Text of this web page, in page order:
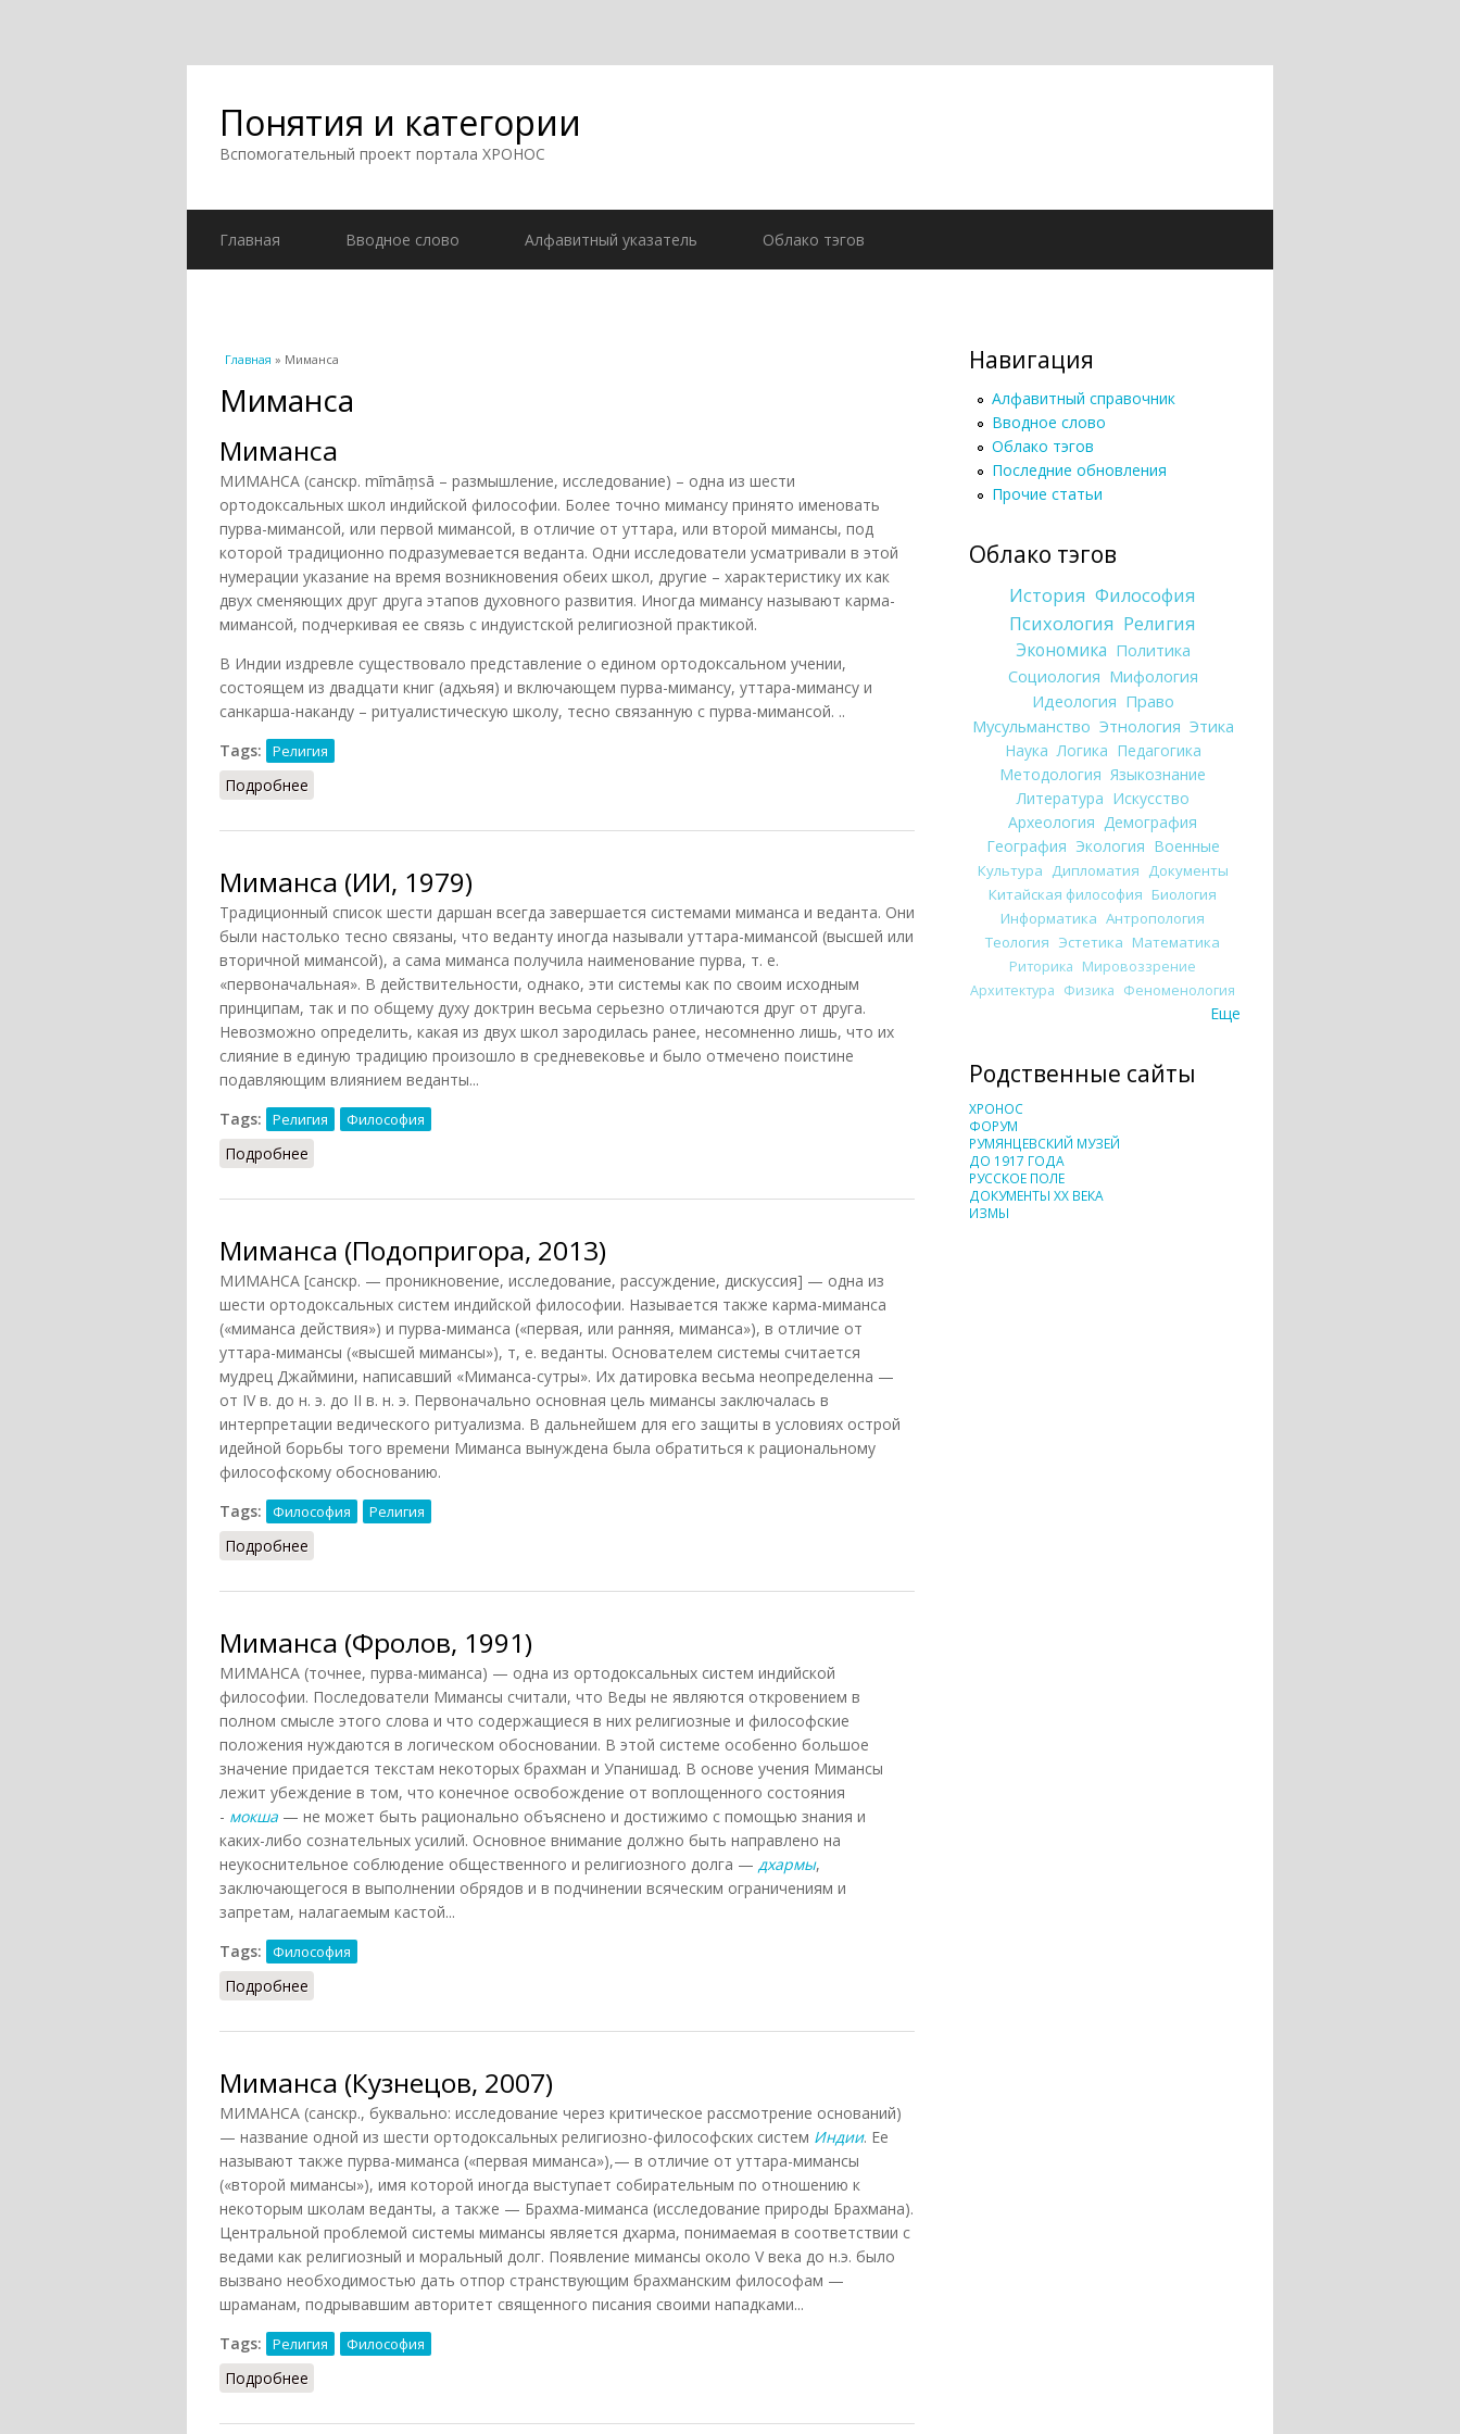
Понятия и категории
Вспомогательный проект портала ХРОНОС
Главная Вводное слово Алфавитный указатель Облако тэгов
Вы здесь
Главная » Миманса
Миманса
Миманса
МИМАНСА (санскр. mīmāṃsā – размышление, исследование) – одна из шести
ортодоксальных школ индийской философии. Более точно мимансу принято именовать
пурва-мимансой, или первой мимансой, в отличие от уттара, или второй мимансы, под
которой традиционно подразумевается веданта. Одни исследователи усматривали в этой
нумерации указание на время возникновения обеих школ, другие – характеристику их как
двух сменяющих друг друга этапов духовного развития. Иногда мимансу называют карма-
мимансой, подчеркивая ее связь с индуистской религиозной практикой.
В Индии издревле существовало представление о едином ортодоксальном учении,
состоящем из двадцати книг (адхьяя) и включающем пурва-мимансу, уттара-мимансу и
санкарша-наканду – ритуалистическую школу, тесно связанную с пурва-мимансой. ..
Tags:
Религия
Подробнее
Миманса (ИИ, 1979)
Традиционный список шести даршан всегда завершается системами миманса и веданта. Они
были настолько тесно связаны, что веданту иногда называли уттара-мимансой (высшей или
вторичной мимансой), а сама миманса получила наименование пурва, т. е.
«первоначальная». В действительности, однако, эти системы как по своим исходным
принципам, так и по общему духу доктрин весьма серьезно отличаются друг от друга.
Невозможно определить, какая из двух школ зародилась ранее, несомненно лишь, что их
слияние в единую традицию произошло в средневековье и было отмечено поистине
подавляющим влиянием веданты...
Tags:
Религия Философия
Подробнее
Миманса (Подопригора, 2013)
МИМАНСА [санскр. — проникновение, исследование, рассуждение, дискуссия] — одна из
шести ортодоксальных систем индийской философии. Называется также карма-миманса
(«миманса действия») и пурва-миманса («первая, или ранняя, миманса»), в отличие от
уттара-мимансы («высшей мимансы»), т, е. веданты. Основателем системы считается
мудрец Джаймини, написавший «Миманса-сутры». Их датировка весьма неопределенна —
от IV в. до н. э. до II в. н. э. Первоначально основная цель мимансы заключалась в
интерпретации ведического ритуализма. В дальнейшем для его защиты в условиях острой
идейной борьбы того времени Миманса вынуждена была обратиться к рациональному
философскому обоснованию.
Tags:
Философия Религия
Подробнее
Миманса (Фролов, 1991)
МИМАНСА (точнее, пурва-миманса) — одна из ортодоксальных систем индийской
философии. Последователи Мимансы считали, что Веды не являются откровением в
полном смысле этого слова и что содержащиеся в них религиозные и философские
положения нуждаются в логическом обосновании. В этой системе особенно большое
значение придается текстам некоторых брахман и Упанишад. В основе учения Мимансы
лежит убеждение в том, что конечное освобождение от воплощенного состояния
- мокша — не может быть рационально объяснено и достижимо с помощью знания и
каких-либо сознательных усилий. Основное внимание должно быть направлено на
неукоснительное соблюдение общественного и религиозного долга — дхармы,
заключающегося в выполнении обрядов и в подчинении всяческим ограничениям и
запретам, налагаемым кастой...
Tags:
Философия
Подробнее
Миманса (Кузнецов, 2007)
МИМАНСА (санскр., буквально: исследование через критическое рассмотрение оснований)
— название одной из шести ортодоксальных религиозно-философских систем Индии. Ее
называют также пурва-миманса («первая миманса»),— в отличие от уттара-мимансы
(«второй мимансы»), имя которой иногда выступает собирательным по отношению к
некоторым школам веданты, а также — Брахма-миманса (исследование природы Брахмана).
Центральной проблемой системы мимансы является дхарма, понимаемая в соответствии с
ведами как религиозный и моральный долг. Появление мимансы около V века до н.э. было
вызвано необходимостью дать отпор странствующим брахманским философам —
шраманам, подрывавшим авторитет священного писания своими нападками...
Tags:
Религия Философия
Подробнее
Навигация
Алфавитный справочник
Вводное слово
Облако тэгов
Последние обновления
Прочие статьи
Облако тэгов
История Философия
Психология Религия
Экономика Политика
Социология Мифология
Идеология Право
Мусульманство Этнология Этика
Наука Логика Педагогика
Методология Языкознание
Литература Искусство
Археология Демография
География Экология Военные
Культура Дипломатия Документы
Китайская философия Биология
Информатика Антропология
Теология Эстетика Математика
Риторика Мировоззрение
Архитектура Физика Феноменология
Еще
Родственные сайты
ХРОНОС
ФОРУМ
РУМЯНЦЕВСКИЙ МУЗЕЙ
ДО 1917 ГОДА
РУССКОЕ ПОЛЕ
ДОКУМЕНТЫ XX ВЕКА
ИЗМЫ